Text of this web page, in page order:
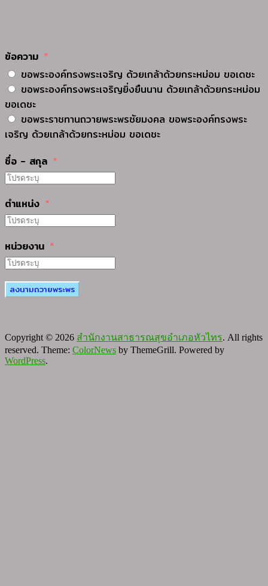
ข้อความ
ขอพระองค์ทรงพระเจริญ ด้วยเกล้าด้วยกระหม่อม ขอเดชะ
ขอพระองค์ทรงพระเจริญยิ่งยืนนาน ด้วยเกล้าด้วยกระหม่อม
ขอเดชะ
ขอพระราชทานถวายพระพรชัยมงคล ขอพระองค์ทรงพระ
เจริญ ด้วยเกล้าด้วยกระหม่อม ขอเดชะ
ชื่อ - สกุล
ตำแหน่ง
หน่วยงาน
ลงนามถวายพระพร
Copyright © 2026 สำนักงานสาธารณสุขอำเภอหัวไทร. All rights
reserved. Theme: ColorNews by ThemeGrill. Powered by
WordPress.